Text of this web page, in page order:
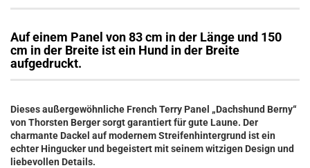
Auf einem Panel von 83 cm in der Länge und 150
cm in der Breite ist ein Hund in der Breite
aufgedruckt.
Dieses außergewöhnliche French Terry Panel „Dachshund Berny“
von Thorsten Berger sorgt garantiert für gute Laune. Der
charmante Dackel auf modernem Streifenhintergrund ist ein
echter Hingucker und begeistert mit seinem witzigen Design und
liebevollen Details.